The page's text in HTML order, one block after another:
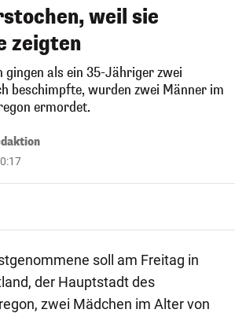
weil sie
zeigten
gingen als ein 35-Jähriger zwei
beschimpfte, wurden zwei Männer im
ermordet.
soll am Freitag in
der Hauptstadt des
zwei Mädchen im Alter von